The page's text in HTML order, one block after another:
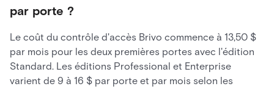
par porte ?
Le coût du contrôle d'accès Brivo commence à 13,50 $
par mois pour les deux premières portes avec l'édition
Standard. Les éditions Professional et Enterprise
varient de 9 à 16 $ par porte et par mois selon les